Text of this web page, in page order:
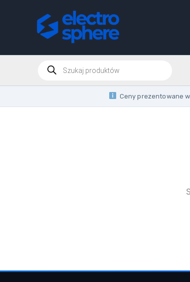
Products
search
Ceny prezentowane